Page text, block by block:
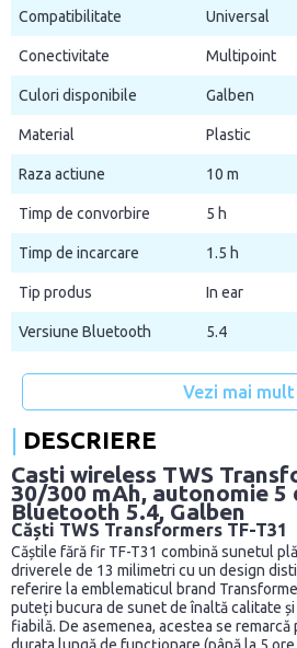
Compatibilitate Universal
Conectivitate Multipoint
Culori disponibile Galben
Material Plastic
Raza actiune 10 m
Timp de convorbire 5 h
Timp de incarcare 1.5 h
Tip produs In ear
Versiune Bluetooth 5.4
Vezi mai mult
DESCRIERE
Casti wireless TWS
30/300 mAh, autonomie 5
Bluetooth 5.4, Galben
Căști TWS Transformers TF-T31
Căștile fără fir TF-T31 combină sunetul
driverele de 13 milimetri cu un design
referire la emblematicul brand
puteți bucura de sunet de înaltă calitate
fiabilă. De asemenea, acestea se